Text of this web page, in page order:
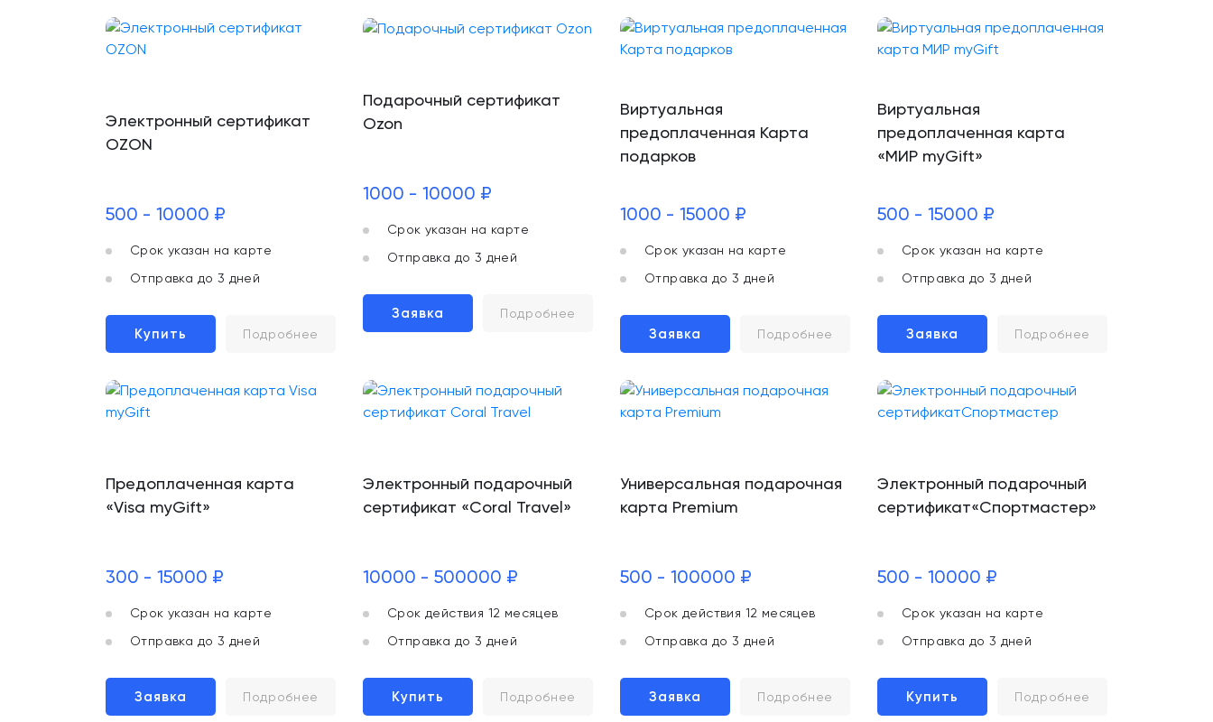
Электронный сертификат
OZON
500 - 10000 ₽
Срок указан на карте
Отправка до 3 дней
Купить Подробнее
Подарочный сертификат
Ozon
1000 - 10000 ₽
Срок указан на карте
Отправка до 3 дней
Заявка Подробнее
Виртуальная
предоплаченная Карта
подарков
1000 - 15000 ₽
Срок указан на карте
Отправка до 3 дней
Заявка Подробнее
Виртуальная
предоплаченная карта
«МИР myGift»
500 - 15000 ₽
Срок указан на карте
Отправка до 3 дней
Заявка Подробнее
Предоплаченная карта
«Visa myGift»
300 - 15000 ₽
Срок указан на карте
Отправка до 3 дней
Заявка Подробнее
Электронный подарочный
сертификат «Coral Travel»
10000 - 500000 ₽
Срок действия 12 месяцев
Отправка до 3 дней
Купить Подробнее
Универсальная подарочная
карта Premium
500 - 100000 ₽
Срок действия 12 месяцев
Отправка до 3 дней
Заявка Подробнее
Электронный подарочный
сертификат«Спортмастер»
500 - 10000 ₽
Срок указан на карте
Отправка до 3 дней
Купить Подробнее